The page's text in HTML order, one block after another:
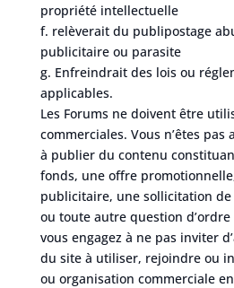
propriété intellectuelle
f. relèverait du publipostage
publicitaire ou parasite
g. Enfreindrait des lois ou
applicables.
Les Forums ne doivent être
commerciales. Vous n’êtes
à publier du contenu
fonds, une offre
publicitaire, une sollicitation de
ou toute autre question
vous engagez à ne pas inviter
du site à utiliser, rejoindre ou
ou organisation commerciale